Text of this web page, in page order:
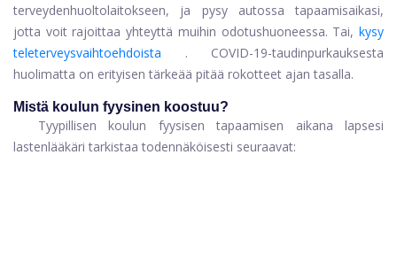
terveydenhuoltolaitokseen, ja pysy autossa tapaamisaikasi,
jotta voit rajoittaa yhteyttä muihin odotushuoneessa. Tai, kysy
teleterveysvaihtoehdoista
. COVID-19-taudinpurkauksesta
huolimatta on erityisen tärkeää pitää rokotteet ajan tasalla.
Mistä koulun fyysinen koostuu?
Tyypillisen koulun fyysisen tapaamisen aikana lapsesi
lastenlääkäri tarkistaa todennäköisesti seuraavat: